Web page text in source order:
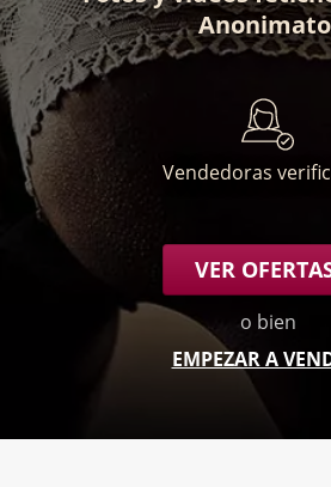
Anonimato
Vendedoras
VER
o bien
EMPEZAR A